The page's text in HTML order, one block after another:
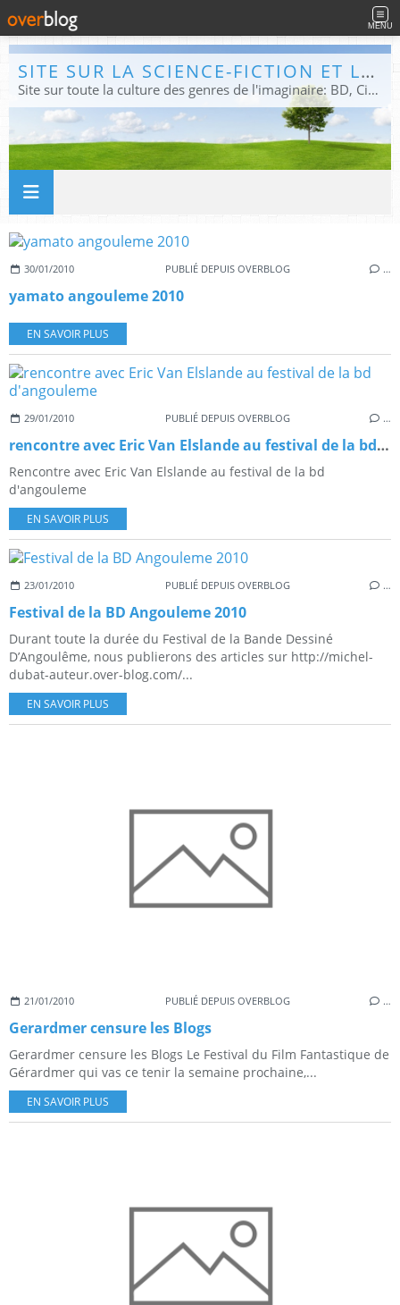
MENU
SITE SUR LA SCIENCE-FICTION ET LE FANTASTIQUE
Site sur toute la culture des genres de l'imaginaire: BD, Cinéma, Livre, Jeux, Théâtre. Présent dans les principaux festivals de film fantastique e de science-fiction, salons et conventions.
30/01/2010 PUBLIÉ DEPUIS OVERBLOG …
yamato angouleme 2010
EN SAVOIR PLUS
29/01/2010 PUBLIÉ DEPUIS OVERBLOG …
rencontre avec Eric Van Elslande au festival de la bd d'angouleme
Rencontre avec Eric Van Elslande au festival de la bd
d'angouleme
EN SAVOIR PLUS
23/01/2010 PUBLIÉ DEPUIS OVERBLOG …
Festival de la BD Angouleme 2010
Durant toute la durée du Festival de la Bande Dessiné
D’Angoulême, nous publierons des articles sur http://michel-
dubat-auteur.over-blog.com/...
EN SAVOIR PLUS
21/01/2010 PUBLIÉ DEPUIS OVERBLOG …
Gerardmer censure les Blogs
Gerardmer censure les Blogs Le Festival du Film Fantastique de
Gérardmer qui vas ce tenir la semaine prochaine,...
EN SAVOIR PLUS